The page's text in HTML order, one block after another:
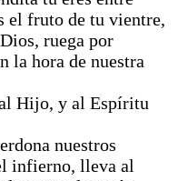
el fruto de tu vientre,
ruega por
la hora de nuestra
Hijo, y al Espíritu
nuestros
infierno, lleva al